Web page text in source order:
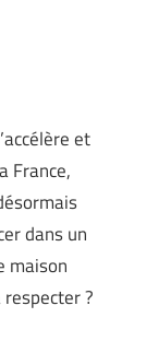
et
France,
dans un
maison
?